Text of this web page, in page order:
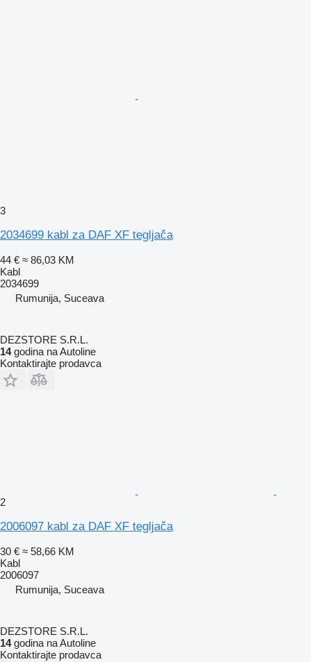
3
2034699 kabl za DAF XF tegljača
44 € ≈ 86,03 KM
Kabl
2034699
Rumunija, Suceava
DEZSTORE S.R.L.
14godina na Autoline
Kontaktirajte prodavca
2
2006097 kabl za DAF XF tegljača
30 € ≈ 58,66 KM
Kabl
2006097
Rumunija, Suceava
DEZSTORE S.R.L.
14godina na Autoline
Kontaktirajte prodavca